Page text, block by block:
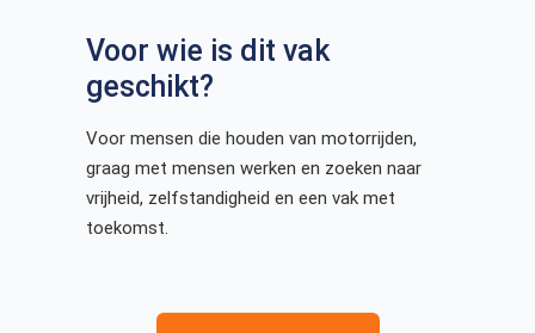
Voor wie is dit vak
geschikt?
Voor mensen die houden van motorrijden,
graag met mensen werken en zoeken naar
vrijheid, zelfstandigheid en een vak met
toekomst.